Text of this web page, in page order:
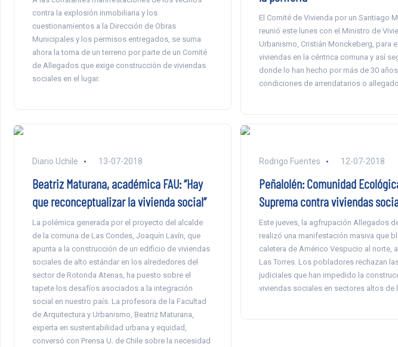
contra la explosión inmobiliaria y los
cuestionamientos a la Dirección de Obras
Municipales y los permisos entregados, se suma
ahora la toma de un terreno por parte de un Comité
de Allegados que exige construcción de viviendas
sociales en el lugar.
El Comité de Vivienda por un Santiago
reunió este lunes con el Ministro de
Urbanismo, Cristián Monckeberg, para
viviendas en la céntrica comuna y así
donde lo han hecho por más de 30
condiciones de arrendatarios o
Diario Uchile 13-07-2018
Beatriz Maturana, académica FAU: “Hay
que reconceptualizar la vivienda social”
La polémica generada por el proyecto del alcalde
de la comuna de Las Condes, Joaquín Lavín, que
apunta a la construcción de un edificio de viviendas
sociales de alto estándar en los alrededores del
sector de Rotonda Atenas, ha puesto sobre el
tapete los desafíos asociados a la integración
social en nuestro país. La profesora de la Facultad
de Arquitectura y Urbanismo, Beatriz Maturana,
experta en sustentabilidad urbana y equidad,
conversó con Prensa U. de Chile sobre la necesidad
Rodrigo Fuentes 12-07-2018
Peñalolén: Comunidad
Suprema contra viviendas
Este jueves, la agfrupación Allegados
realizó una manifestación masiva que
caletera de Américo Vespucio al norte,
Las Torres. Los pobladores rechazan
judiciales que han impedido la
viviendas sociales en sectores altos de